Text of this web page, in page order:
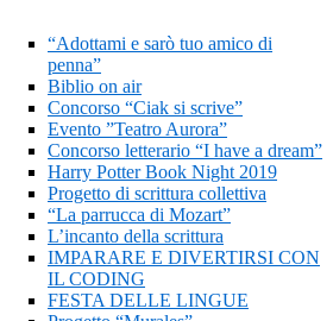
“Adottami e sarò tuo amico di
penna”
Biblio on air
Concorso “Ciak si scrive”
Evento ”Teatro Aurora”
Concorso letterario “I have a dream”
Harry Potter Book Night 2019
Progetto di scrittura collettiva
“La parrucca di Mozart”
L’incanto della scrittura
IMPARARE E DIVERTIRSI CON
IL CODING
FESTA DELLE LINGUE